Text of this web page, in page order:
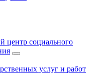
центр социального
услуг и работ